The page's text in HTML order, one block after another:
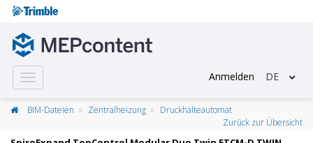
Toggle
navigation
Anmelden DE
BIM-Dateien Zentralheizung
Druckhalteautomat
Zurück zur Übersicht